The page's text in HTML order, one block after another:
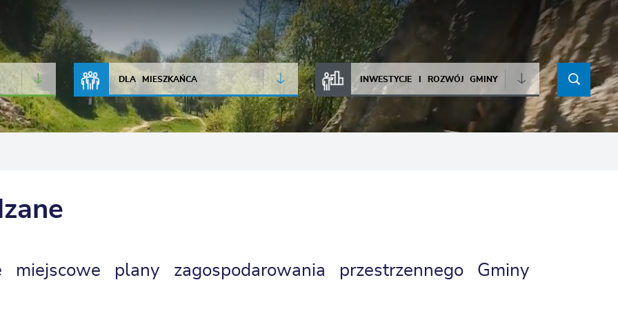
JAKOŚĆ POWIETRZA
DLA MIESZKAŃCA INWESTYCJE I ROZWÓJ GMINY
miejscowe plany zagospodarowania przestrzennego Gminy